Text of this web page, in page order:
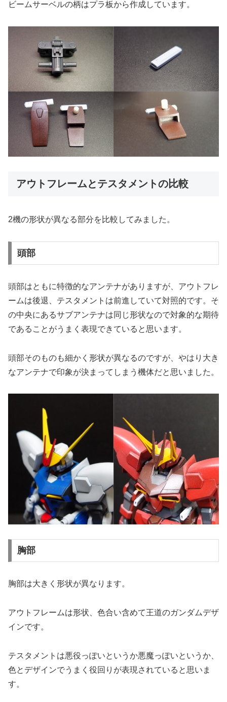
ビームサーベルの柄はプラ板から作成しています。
アウトフレームとテスタメントの比較
2機の形状が異なる部分を比較してみました。
頭部
頭部はともに特徴的なアンテナがありますが、アウトフレ
ームは後退、テスタメントは前進していて対照的です。そ
の中央にあるサブアンテナは同じ形状なので対象的な期待
であることがうまく表現できていると思います。
頭部そのものも細かく形状が異なるのですが、やはり大き
なアンテナで印象が決まってしまう機体だと思いました。
胸部
胸部は大きく形状が異なります。
アウトフレームは形状、色合い含めて王道のガンダムデザ
インです。
テスタメントは悪役っぽいというか悪魔っぽいというか、
色とデザインでうまく役回りが表現されていると思いま
す。